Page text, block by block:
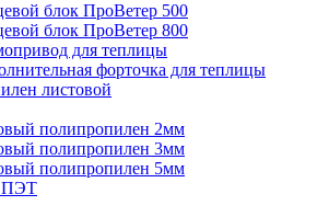
блок ПроВетер 500
блок ПроВетер 800
для теплицы
форточка для теплицы
листовой
полипропилен 2мм
полипропилен 3мм
полипропилен 5мм
ПЭТ